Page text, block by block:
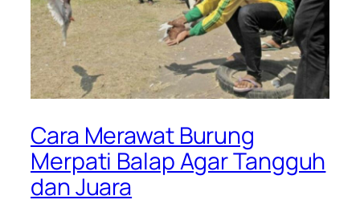
Cara Merawat Burung
Merpati Balap Agar Tangguh
dan Juara